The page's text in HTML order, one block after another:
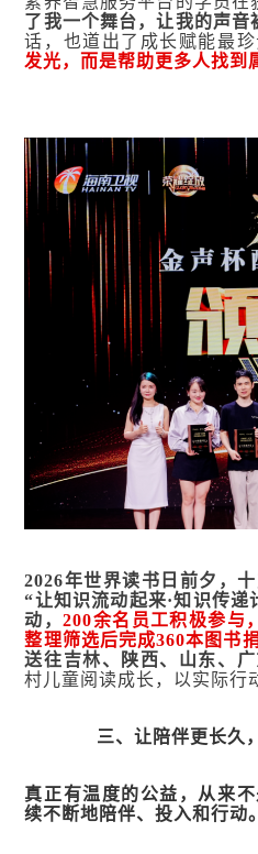
了我一个舞台，让我的声音
话，也道出了成长赋能最珍
发光，而是帮助更多人找到
2026年世界读书日前夕，
“让知识流动起来·知识传
动，200余名员工积极参与
整理筛选后完成360本图书
送往吉林、陕西、山东、广
村儿童阅读成长，以实际行
三、 让陪伴更长久
真正有温度的公益，从来
续不断地陪伴、投入和行动。